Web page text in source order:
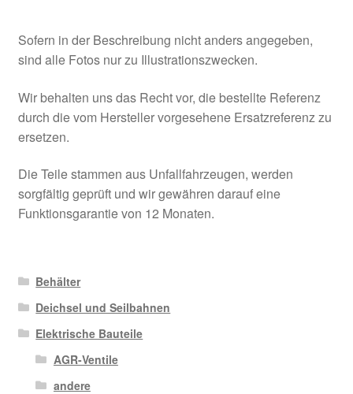
Sofern in der Beschreibung nicht anders angegeben,
sind alle Fotos nur zu Illustrationszwecken.
Wir behalten uns das Recht vor, die bestellte Referenz
durch die vom Hersteller vorgesehene Ersatzreferenz zu
ersetzen.
Die Teile stammen aus Unfallfahrzeugen, werden
sorgfältig geprüft und wir gewähren darauf eine
Funktionsgarantie von 12 Monaten.
Behälter
Deichsel und Seilbahnen
Elektrische Bauteile
AGR-Ventile
andere